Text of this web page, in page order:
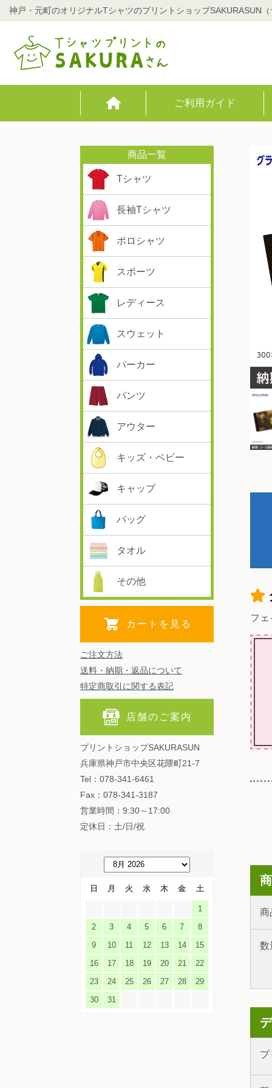
神戸・元町のオリジナルTシャツのプリントショップSAKURASUN（
ご利用ガイド
フェ
商
数
プ
Tシャツ
長袖Tシャツ
ポロシャツ
スポーツ
レディース
スウェット
パーカー
パンツ
アウター
キッズ・ベビー
キャップ
バッグ
タオル
その他
カートを見る
ご注文方法
送料・納期・返品について
特定商取引に関する表記
店舗のご案内
プリントショップSAKURASUN
兵庫県神戸市中央区花隈町21-7
Tel：078-341-6461
Fax：078-341-3187
営業時間：9:30～17:00
定休日：土/日/祝
日 月 火 水 木 金 土
1
2
3 4 5 6 7
8
9
10 11 12 13 14
15
16
17 18 19 20 21
22
23
24 25 26 27 28
29
30
31